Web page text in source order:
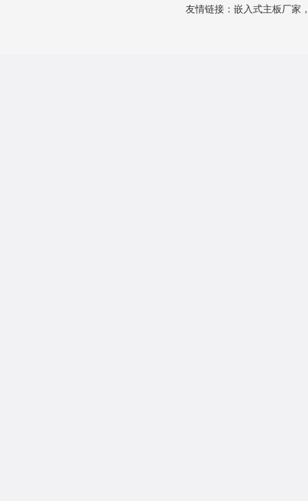
友情链接： 嵌入式主板厂家